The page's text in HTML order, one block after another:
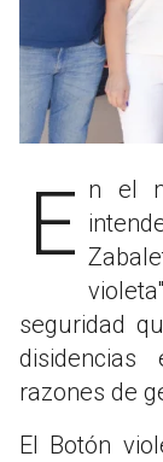
En el marco del Día de la Mujer, el
seguridad
razones de
El Botón